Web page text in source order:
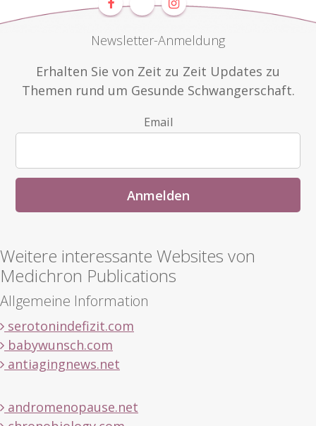
Newsletter-Anmeldung
Erhalten Sie von Zeit zu Zeit Updates zu
Themen rund um Gesunde Schwangerschaft.
Email
Weitere interessante Websites von
Medichron Publications
Allgemeine Information
serotonindefizit.com
babywunsch.com
antiagingnews.net
andromenopause.net